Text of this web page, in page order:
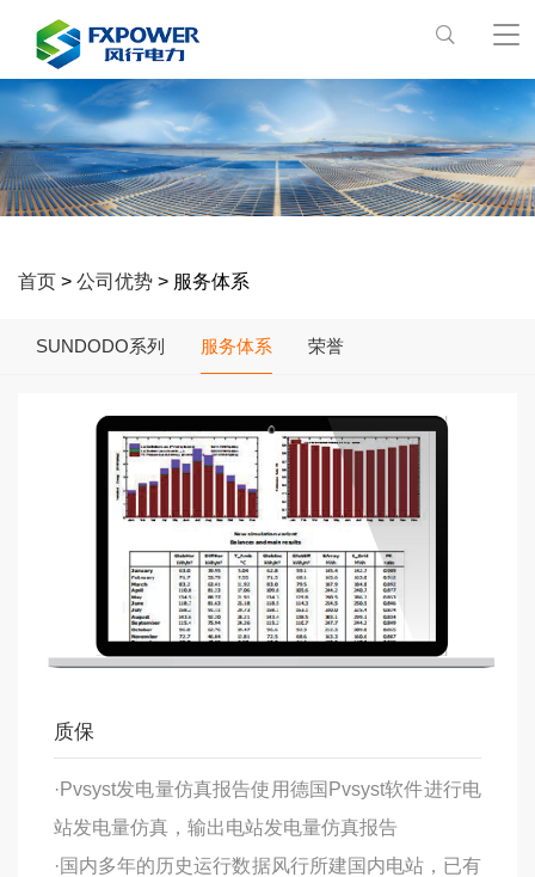
首页 > 公司优势 > 服务体系
SUNDODO系列 服务体系 荣誉
质保
·Pvsyst发电量仿真报告使用德国Pvsyst软件进行电
站发电量仿真，输出电站发电量仿真报告
·国内多年的历史运行数据风行所建国内电站，已有